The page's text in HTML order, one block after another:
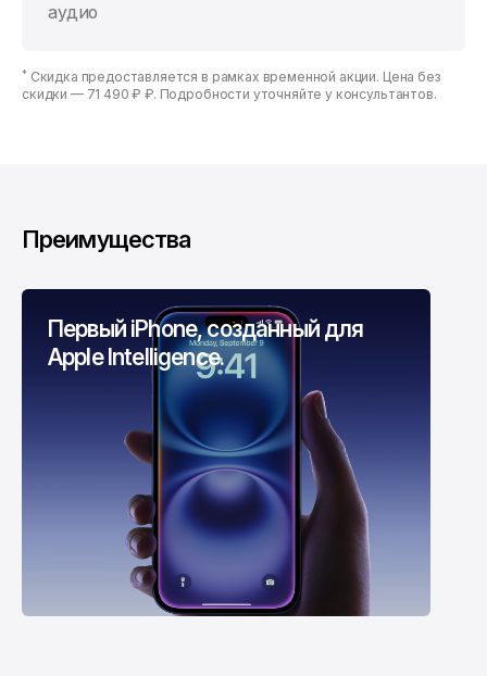
аудио
* Скидка предоставляется в рамках временной акции. Цена без
скидки — 71 490 ₽ ₽. Подробности уточняйте у консультантов.
Преимущества
Первый iPhone, созданный для
Apple Intelligence.